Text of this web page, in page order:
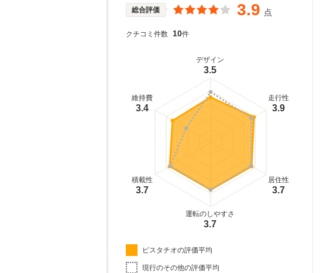
総合評価 3.9 点
クチコミ件数 10件
デザイン
3.5
走行性
3.9
居住性
3.7
運転のしやすさ
3.7
積載性
3.7
維持費
3.4
ピスタチオの評価平均
現行のその他の評価平均